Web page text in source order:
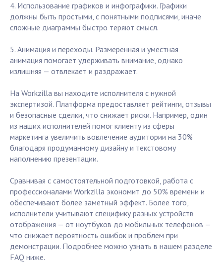
4. Использование графиков и инфографики. Графики
должны быть простыми, с понятными подписями, иначе
сложные диаграммы быстро теряют смысл.
5. Анимация и переходы. Размеренная и уместная
анимация помогает удерживать внимание, однако
излишняя — отвлекает и раздражает.
На Workzilla вы находите исполнителя с нужной
экспертизой. Платформа предоставляет рейтинги, отзывы
и безопасные сделки, что снижает риски. Например, один
из наших исполнителей помог клиенту из сферы
маркетинга увеличить вовлечение аудитории на 30%
благодаря продуманному дизайну и текстовому
наполнению презентации.
Сравнивая с самостоятельной подготовкой, работа с
профессионалами Workzilla экономит до 50% времени и
обеспечивают более заметный эффект. Более того,
исполнители учитывают специфику разных устройств
отображения — от ноутбуков до мобильных телефонов —
что снижает вероятность ошибок и проблем при
демонстрации. Подробнее можно узнать в нашем разделе
FAQ ниже.